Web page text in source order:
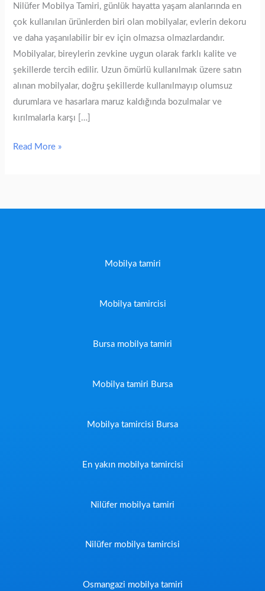
Nilüfer Mobilya Tamiri, günlük hayatta yaşam alanlarında en
çok kullanılan ürünlerden biri olan mobilyalar, evlerin dekoru
ve daha yaşanılabilir bir ev için olmazsa olmazlardandır.
Mobilyalar, bireylerin zevkine uygun olarak farklı kalite ve
şekillerde tercih edilir. Uzun ömürlü kullanılmak üzere satın
alınan mobilyalar, doğru şekillerde kullanılmayıp olumsuz
durumlara ve hasarlara maruz kaldığında bozulmalar ve
kırılmalarla karşı […]
Read More »
Mobilya tamiri
Mobilya tamircisi
Bursa mobilya tamiri
Mobilya tamiri Bursa
Mobilya tamircisi Bursa
En yakın mobilya tamircisi
Nilüfer mobilya tamiri
Nilüfer mobilya tamircisi
Osmangazi mobilya tamiri